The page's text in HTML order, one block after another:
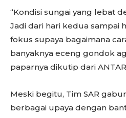
“Kondisi sungai yang lebat
Jadi dari hari kedua sampai
fokus supaya bagaimana
banyaknya eceng gondok
paparnya dikutip dari
Meski begitu, Tim SAR
berbagai upaya dengan